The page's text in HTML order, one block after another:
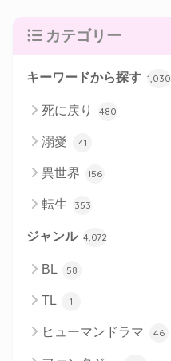
カテゴリー
キーワードから探す 1,030
死に戻り 480
溺愛 41
異世界 156
転生 353
ジャンル 4,072
BL 58
TL 1
ヒューマンドラマ 46